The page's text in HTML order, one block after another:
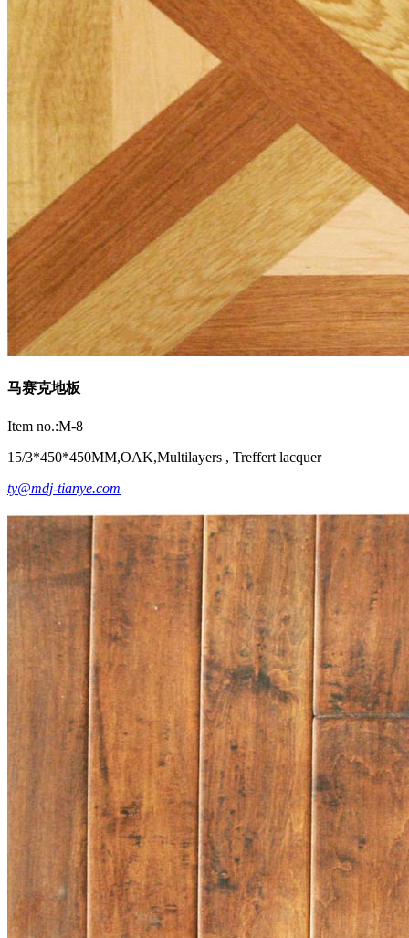
马赛克地板
Item no.:M-8
15/3*450*450MM,OAK,Multilayers , Treffert lacquer
ty@mdj-tianye.com